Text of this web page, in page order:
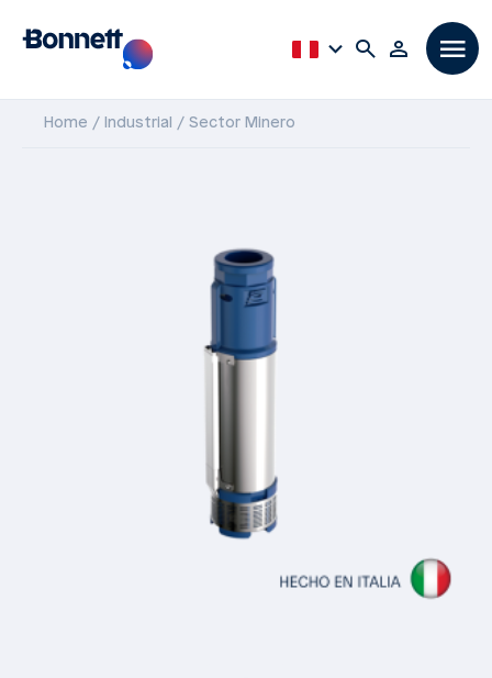
Home Industrial Sector Minero